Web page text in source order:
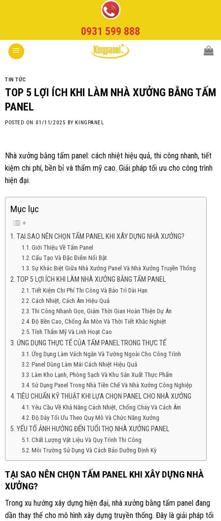
0931 599 888
TIN TỨC
TOP 5 LỢI ÍCH KHI LÀM NHÀ XƯỞNG BẰNG TẤM
PANEL
POSTED ON 01/11/2025 BY KINGPANEL
Nhà xưởng bằng tấm panel: cách nhiệt hiệu quả, thi công nhanh, tiết
kiệm chi phí, bền bỉ và thẩm mỹ cao. Giải pháp tối ưu cho công trình
hiện đại.
Mục lục
TẠI SAO NÊN CHỌN TẤM PANEL KHI XÂY DỰNG NHÀ XƯỞNG?
Giới Thiệu Về Tấm Panel
Cấu Tạo Và Đặc Điểm Nổi Bật
Sự Khác Biệt Giữa Nhà Xưởng Panel Và Nhà Xưởng Truyền Thống
TOP 5 LỢI ÍCH KHI LÀM NHÀ XƯỞNG BẰNG TẤM PANEL
Tiết Kiệm Chi Phí Thi Công Và Bảo Trì Dài Hạn
Cách Nhiệt, Cách Âm Hiệu Quả
Thi Công Nhanh Gọn, Giảm Thời Gian Hoàn Thiện Dự Án
Độ Bền Cao, Chống Ăn Mòn Và Thời Tiết Khắc Nghiệt
Tính Thẩm Mỹ Và Linh Hoạt Cao
ỨNG DỤNG THỰC TẾ CỦA TẤM PANEL TRONG THỰC TẾ
Ứng Dụng Làm Vách Ngăn Và Tường Ngoài Cho Công Trình
Panel Dùng Làm Mái Cách Nhiệt Hiệu Quả
Làm Kho Lạnh, Phòng Sạch Và Khu Sản Xuất Thực Phẩm
Sử Dụng Panel Trong Nhà Tiền Chế Và Nhà Xưởng Công Nghiệp
TIÊU CHUẨN KỸ THUẬT KHI LỰA CHỌN PANEL CHO NHÀ XƯỞNG
Yêu Cầu Về Khả Năng Cách Nhiệt, Chống Cháy Và Cách Âm
Độ Dày Tối Ưu Theo Quy Mô Và Chức Năng Xưởng
YẾU TỐ ẢNH HƯỞNG ĐẾN TUỔI THỌ NHÀ XƯỞNG PANEL
Chất Lượng Vật Liệu Và Quy Trình Thi Công
Môi Trường Sử Dụng Và Cách Bảo Dưỡng Định Kỳ
TẠI SAO NÊN CHỌN TẤM PANEL KHI XÂY DỰNG NHÀ
XƯỞNG?
Trong xu hướng xây dựng hiện đại, nhà xưởng bằng tấm panel đang
dần thay thế cho mô hình xây dựng truyền thống. Đây là giải pháp tối